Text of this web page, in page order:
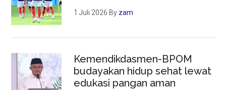
1 Juli 2026 By zam
Kemendikdasmen-BPOM
budayakan hidup sehat lewat
edukasi pangan aman